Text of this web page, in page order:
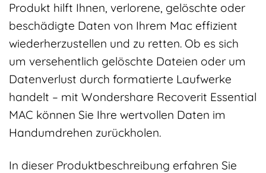
Produkt hilft Ihnen, verlorene, gelöschte oder
beschädigte Daten von Ihrem Mac effizient
wiederherzustellen und zu retten. Ob es sich
um versehentlich gelöschte Dateien oder um
Datenverlust durch formatierte Laufwerke
handelt – mit Wondershare Recoverit Essential
MAC können Sie Ihre wertvollen Daten im
Handumdrehen zurückholen.
In dieser Produktbeschreibung erfahren Sie